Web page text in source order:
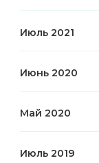
Июль 2021
Июнь 2020
Май 2020
Июль 2019